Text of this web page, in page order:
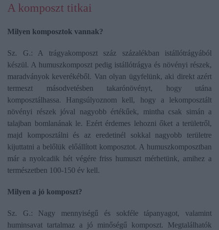
A komposzt titkai
Milyen komposztok vannak?
Sz. G.: A trágyakomposzt száz százalékban istállótrágyából
készül. A humuszkomposzt pedig istállótrágya és növényi részek,
maradványok keverékéből. Van olyan ügyfelünk, aki direkt azért
termeszt másodvetésben takarónövényt, hogy utána
komposztálhassa. Hangsúlyoznom kell, hogy a lekomposztált
növényi részek jóval nagyobb értékűek, mintha csak simán a
talajban bomlanának le. Ezért érdemes lehozni őket a területről,
majd komposztálni és az eredetinél sokkal nagyobb területre
kijuttatni a belőlük előállított komposztot. A humuszkomposztban
már a nyolcadik hét végére friss humuszt mérhetünk, amihez a
természetben 100-150 év kell.
Milyen a jó komposzt?
Sz. G.: Nagy mennyiségű és sokféle tápanyagot, valamint
huminsavat tartalmaz a jó minőségű komposzt. Megtalálhatók